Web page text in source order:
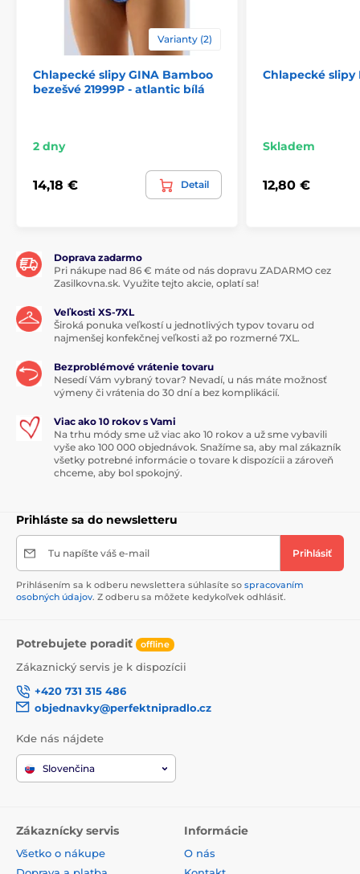
Varianty (2)
Chlapecké slipy GINA Bamboo
bezešvé 21999P - atlantic bílá
2 dny
14,18 € Detail
Chlapecké slipy
Skladem
12,80 €
Doprava zadarmo
Pri nákupe nad 86 € máte od nás dopravu ZADARMO cez
Zasilkovna.sk. Využite tejto akcie, oplatí sa!
Veľkosti XS-7XL
Široká ponuka veľkostí u jednotlivých typov tovaru od
najmenšej konfekčnej veľkosti až po rozmerné 7XL.
Bezproblémové vrátenie tovaru
Nesedí Vám vybraný tovar? Nevadí, u nás máte možnosť
výmeny či vrátenia do 30 dní a bez komplikácií.
Viac ako 10 rokov s Vami
Na trhu módy sme už viac ako 10 rokov a už sme vybavili
vyše ako 100 000 objednávok. Snažíme sa, aby mal zákazník
všetky potrebné informácie o tovare k dispozícii a zároveň
chceme, aby bol spokojný.
Prihláste sa do newsletteru
Tu napíšte váš e-mail Prihlásiť
Prihlásením sa k odberu newslettera súhlasíte so spracovaním
osobných údajov. Z odberu sa môžete kedykoľvek odhlásiť.
Potrebujete poradiť offline
Zákaznický servis je k dispozícii
+420 731 315 486
objednavky@perfektnipradlo.cz
Kde nás nájdete
Slovenčina
Zákaznícky servis
Všetko o nákupe
Informácie
O nás